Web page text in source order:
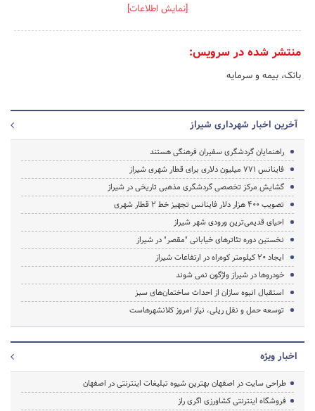
[نمایش اطلاعات]
منتشر شده در سرویس:
بانک، بیمه و سرمایه
آخرین اخبار شهرداری شیراز
راهنمایان گردشگری سفیران فرهنگی هستند
فاینانس 771 میلیون دلاری برای قطار شهری شیراز
گشایش مرکز تخصصی گردشگری مذهبی تاریخی در شیراز
تصویب 400 هزار دلار فاینانس تجهیز خط 2 قطار شهری
احیای قدیمی‌ترین ورودی شهر شیراز
نخستین دوره تئاترهای خیابانی "مقصر" در شیراز
ایجاد 20 کیلومتر کوه‌راه در ارتفاعات شیراز
خودروها در شیراز واژگون نمی شوند
استقبال انبوه سازان از احداث ساختمان‌های سبز
توسعه حمل و نقل ریلی، نیاز امروز کلانشهرهاست
اخبار ویژه
طراحی سایت در اصفهان بهترین شیوه تبلیغات اینترنتی در اصفهان
فروشگاه اینترنتی کشاورزی اگری راز